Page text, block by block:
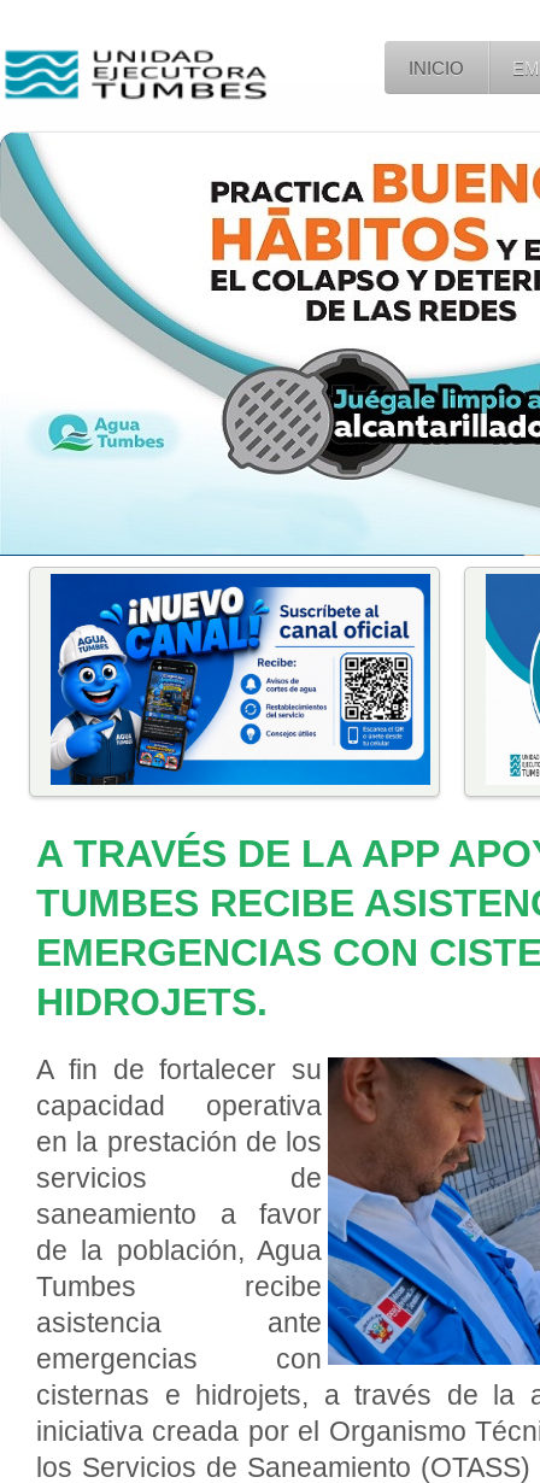
INICIO
A TRAVÉS DE LA APP
TUMBES RECIBE
EMERGENCIAS CON
HIDROJETS.
A fin de fortalecer su
capacidad operativa
en la prestación de los
servicios de
saneamiento a favor
de la población, Agua
Tumbes recibe
asistencia ante
emergencias con
cisternas e hidrojets, a través de la
iniciativa creada por el Organismo
los Servicios de Saneamiento